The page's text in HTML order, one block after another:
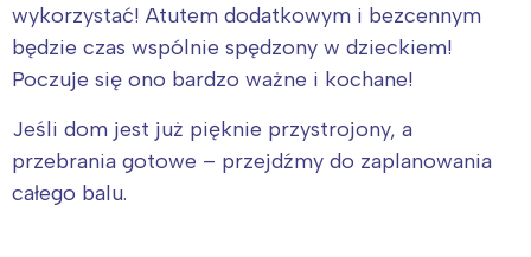
wykorzystać! Atutem dodatkowym i bezcennym
będzie czas wspólnie spędzony w dzieckiem!
Poczuje się ono bardzo ważne i kochane!
Jeśli dom jest już pięknie przystrojony, a
przebrania gotowe – przejdźmy do zaplanowania
całego balu.